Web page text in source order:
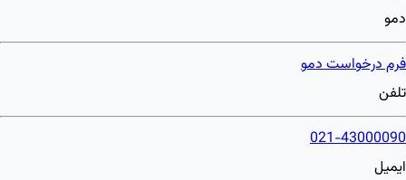
دمو
فرم درخواست دمو
تلفن
021-43000090
ایمیل